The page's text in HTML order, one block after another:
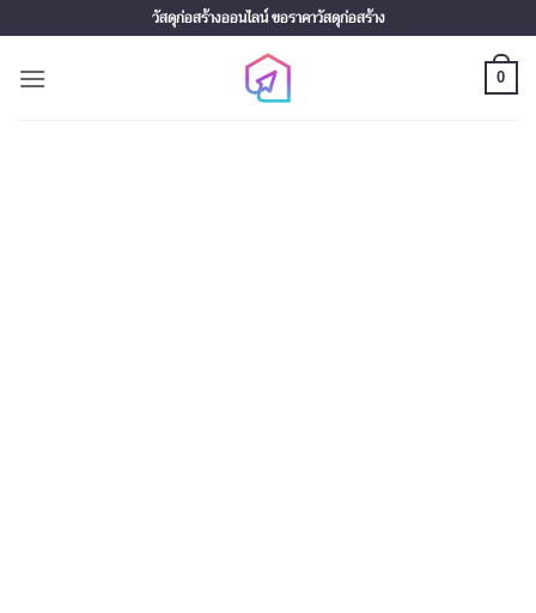
to
content
วัสดุก่อสร้างออนไลน์ ขอราคาวัสดุก่อสร้าง
0